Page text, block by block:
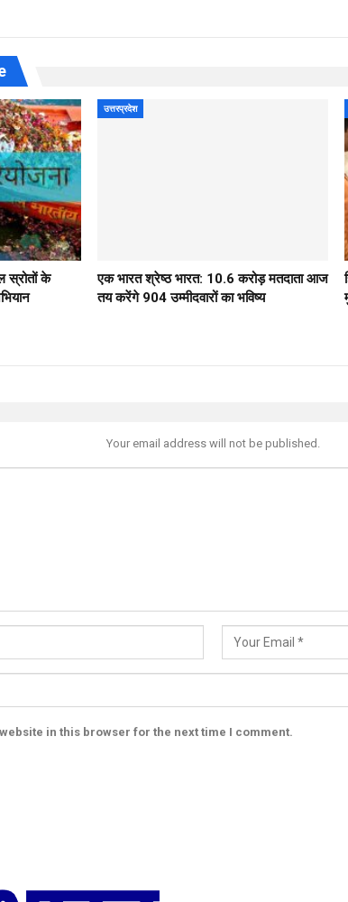
स्रोतों के
उत्तरप्रदेश
एक भारत श्रेष्ठ भारत: 10.6 करोड़ मतदाता आज
तय करेंगे 904 उम्मीदवारों का भविष्य
Your email address will not be published.
in this browser for the next time I comment.